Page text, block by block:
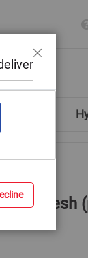
Këshilla
cm
lulesh